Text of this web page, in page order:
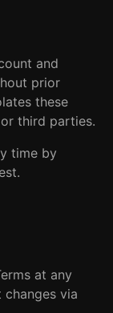
and
prior
these
third parties.
time by
.
at any
via